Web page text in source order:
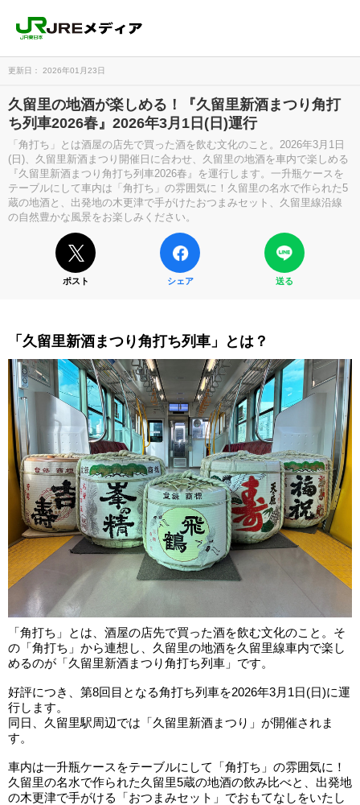
更新日： 2026年01月23日
久留里の地酒が楽しめる！『久留里新酒まつり角打
ち列車2026春』2026年3月1日(日)運行
「角打ち」とは酒屋の店先で買った酒を飲む文化のこと。2026年3月1日
(日)、久留里新酒まつり開催日に合わせ、久留里の地酒を車内で楽しめる
『久留里新酒まつり角打ち列車2026春』を運行します。一升瓶ケースを
テーブルにして車内は「角打ち」の雰囲気に！久留里の名水で作られた5
蔵の地酒と、出発地の木更津で手がけたおつまみセット、久留里線沿線
の自然豊かな風景をお楽しみください。
ポスト シェア 送る
「久留里新酒まつり角打ち列車」とは？
「角打ち」とは、酒屋の店先で買った酒を飲む文化のこと。そ
の「角打ち」から連想し、久留里の地酒を久留里線車内で楽し
めるのが「久留里新酒まつり角打ち列車」です。
好評につき、第8回目となる角打ち列車を2026年3月1日(日)に運
行します。
同日、久留里駅周辺では「久留里新酒まつり」が開催されま
す。
車内は一升瓶ケースをテーブルにして「角打ち」の雰囲気に！
久留里の名水で作られた久留里5蔵の地酒の飲み比べと、出発地
の木更津で手がける「おつまみセット」でおもてなしをいたし